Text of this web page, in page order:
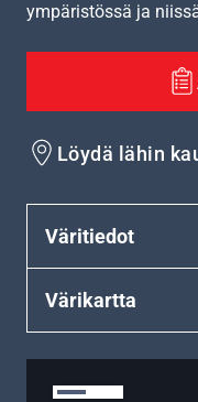
ympäristössä ja
Löydä lähin
Väritiedot
Värikartta